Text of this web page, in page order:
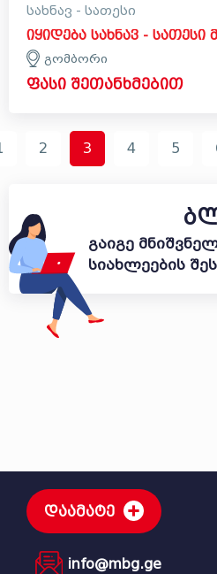
სახნავ - სათესი
გომბორი
ფასი შეთანხმებით
2 3 4 5
გაიგე
სიახლეების
დაამატე
info@mbg.ge